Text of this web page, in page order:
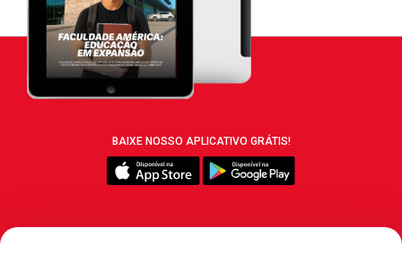
BAIXE NOSSO APLICATIVO GRÁTIS!